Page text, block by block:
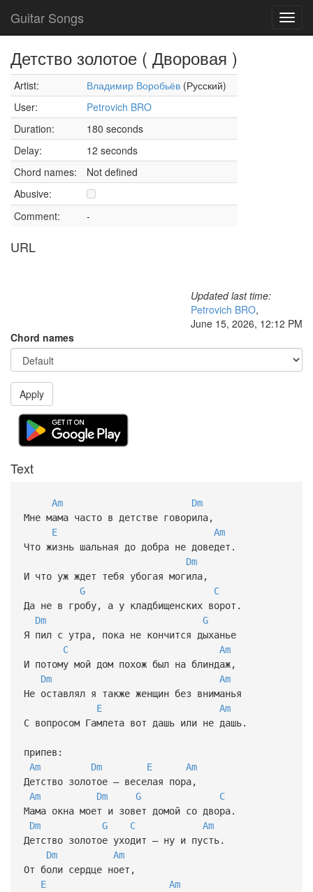
Guitar Songs
Детство золотое ( Дворовая )
Artist: Владимир Воробьёв (Русский)
User:
Petrovich BRO
Duration:
180 seconds
Delay:
12 seconds
Chord names:
Not defined
Abusive:
Comment:
-
URL
Updated last time:
Petrovich BRO,
June 15, 2026, 12:12 PM
Chord names
Apply
Text
Am
Dm
Мне мама часто в детстве говорила,
E
Am
Что жизнь шальная до добра не доведет.
Dm
И что уж ждет тебя убогая могила,
G
C
Да не в гробу, а у кладбищенских ворот.
Dm
G
Я пил с утра, пока не кончится дыханье
C
Am
И потому мой дом похож был на блиндаж,
Dm
Am
Не оставлял я также женщин без вниманья
E
Am
С вопросом Гамлета вот дашь или не дашь.
припев:
Am
Dm E
Am
Детство золотое — веселая пора,
Am
Dm G
C
Мама окна моет и зовет домой со двора.
Dm
G C
Am
Детство золотое уходит — ну и пусть.
Dm
Am
От боли сердце ноет,
E
Am